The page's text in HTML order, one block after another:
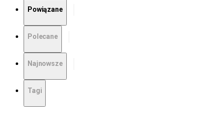
Powiązane
Polecane
Najnowsze
Tagi